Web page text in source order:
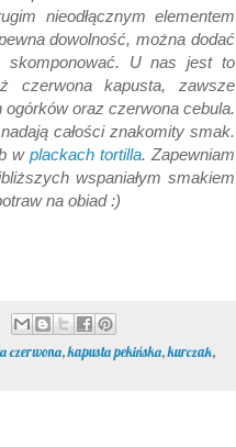
nieodłącznym elementem
dowolność, można dodać
skomponować. U nas jest to
czerwona kapusta, zawsze
oraz czerwona cebula.
całości znakomity smak.
wplackach tortilla. Zapewniam
wspaniałym smakiem
na obiad :)
czerwona,kapusta pekińska,kurczak,